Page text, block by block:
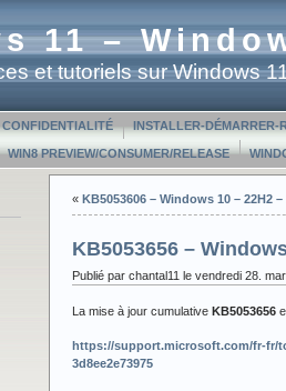
11 –
et tutoriels sur Windows
INSTALLER-DÉMARRER-
WIN8 PREVIEW/CONSUMER/RELEASE
« KB5053606 – Windows 10 – 22H2 –
KB5053656 –
Publié par chantal11 le vendredi 28.
La mise à jour cumulative KB5053656
https://support.microsoft.com/fr-fr/
3d8ee2e73975